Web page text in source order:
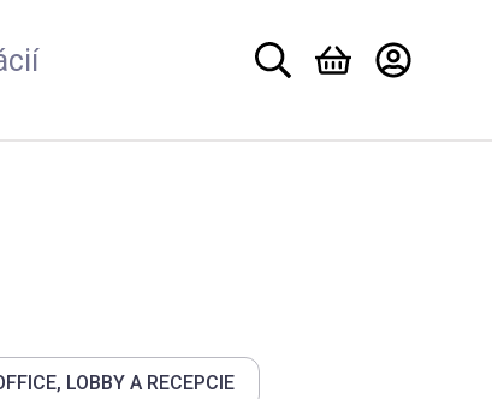
LOBBY A RECEPCIE